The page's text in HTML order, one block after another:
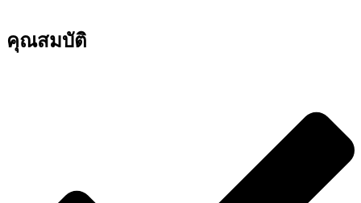
คุณสมบัติ